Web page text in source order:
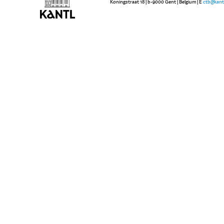
Koningstraat 18 | b-9000 Gent | Belgium | E